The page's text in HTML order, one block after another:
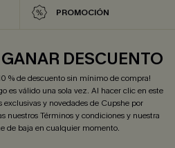
PROMOCIÓN
DESCUENTO
% de descuento sin mínimo de compra!
es válido una sola vez. Al hacer clic en este
y novedades de Cupshe por
nuestrosTérminos y condicionesy nuestra
de baja en cualquier momento.